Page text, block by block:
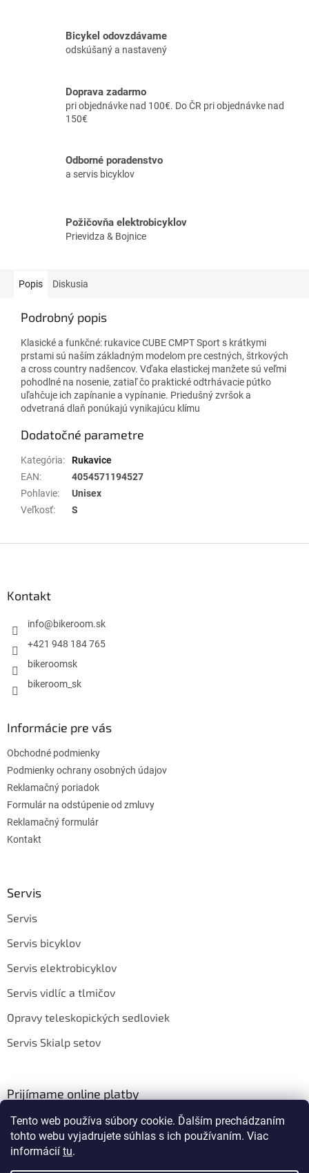
Tento web používa súbory cookie. Ďalším prechádzaním
tohto webu vyjadrujete súhlas s ich používaním. Viac
informácií tu.
Bicykel odovzdávame
odskúšaný a nastavený
Doprava zadarmo
pri objednávke nad 100€. Do ČR pri objednávke nad
150€
Odborné poradenstvo
a servis bicyklov
Požičovňa elektrobicyklov
Prievidza & Bojnice
Popis Diskusia
Podrobný popis
Klasické a funkčné: rukavice CUBE CMPT Sport s krátkymi
prstami sú naším základným modelom pre cestných, štrkových
a cross country nadšencov. Vďaka elastickej manžete sú veľmi
pohodlné na nosenie, zatiaľ čo praktické odtrhávacie pútko
uľahčuje ich zapínanie a vypínanie. Priedušný zvršok a
odvetraná dlaň ponúkajú vynikajúcu klímu
Dodatočné parametre
Kategória:
Rukavice
EAN:
4054571194527
Pohlavie:
Unisex
Veľkosť: S
Kontakt
info@bikeroom.sk
+421 948 184 765
bikeroomsk
bikeroom_sk
Informácie pre vás
Obchodné podmienky
Podmienky ochrany osobných údajov
Reklamačný poriadok
Formulár na odstúpenie od zmluvy
Reklamačný formulár
Kontakt
Servis
Servis
Servis bicyklov
Servis elektrobicyklov
Servis vidlíc a tlmičov
Opravy teleskopických sedloviek
Servis Skialp setov
Prijímame online platby